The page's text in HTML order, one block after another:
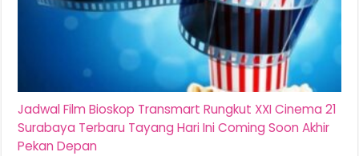
Jadwal Film Bioskop Transmart Rungkut XXI Cinema 21
Surabaya Terbaru Tayang Hari Ini Coming Soon Akhir
Pekan Depan